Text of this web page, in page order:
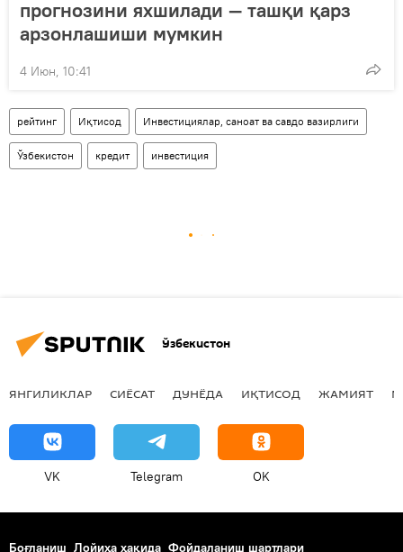
прогнозини яхшилади — ташқи қарз
арзонлашиши мумкин
4 Июн, 10:41
рейтинг Иқтисод Инвестициялар, саноат ва савдо вазирлиги
Ўзбекистон кредит инвестиция
Ўзбекистон
ЯНГИЛИКЛАР СИЁСАТ ДУНЁДА ИҚТИСОД ЖАМИЯТ
VK Telegram OK
Боғланиш Лойиҳа ҳақида Фойдаланиш шартлари